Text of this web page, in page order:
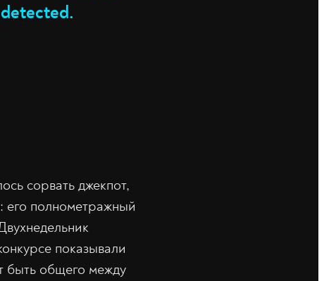
detected.
сорвать джекпот,
его полнометражный
показывали
быть общего между